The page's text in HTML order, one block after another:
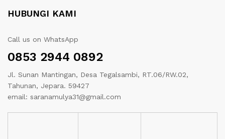
HUBUNGI KAMI
Call us on WhatsApp
0853 2944 0892
Jl. Sunan Mantingan, Desa Tegalsambi, RT.06/RW.02,
Tahunan, Jepara. 59427
email: saranamulya31@gmail.com